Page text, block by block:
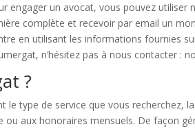
un avocat, vous pouvez utiliser
complète et recevoir par email un
en utilisant les informations fournies
n’hésitez pas à nous contacter :
?
type de service que vous recherchez,
aux honoraires mensuels. De façon